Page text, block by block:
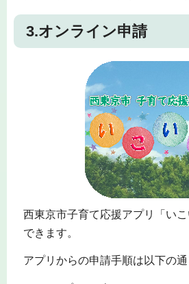
3.オンライン申請
西東京市子育て応援アプリ「い
できます。
アプリからの申請手順は以下の通